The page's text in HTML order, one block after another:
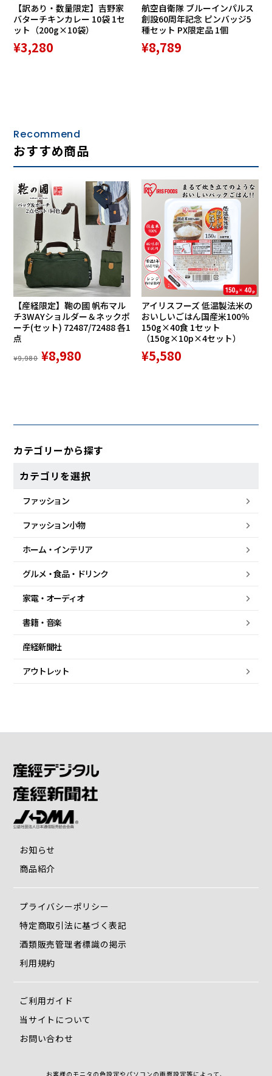
カテゴリーから探す
カテゴリを選択
ファッション
ファッション小物
ホーム・ インテリア
グルメ・食品・ ドリンク
家電・ オーディオ
書籍・音楽
産経新聞社
アウトレット
【訳あり・数量限定】吉野家
バターチキンカレー 10袋 1セ
ット（200g×10袋）
¥3,280
航空自衛隊 ブルーインパルス
創設60周年記念 ピンバッジ5
種セット PX限定品 1個
¥8,789
Recommend
おすすめ商品
【産経限定】鞄の國 帆布マル
チ3WAYショルダー＆ネックポ
ーチ(セット) 72487/72488 各1
点
¥9,980 ¥8,980
アイリスフーズ 低温製法米の
おいしいごはん国産米100％
150g×40食 1セット
（150g×10p×4セット）
¥5,580
お知らせ
商品紹介
プライバシーポリシー
特定商取引法に基づく表記
酒類販売管理者標識の掲示
利用規約
ご利用ガイド
当サイトについて
お問い合わせ
お客様のモニタの色設定やパソコンの画面設定等によって、